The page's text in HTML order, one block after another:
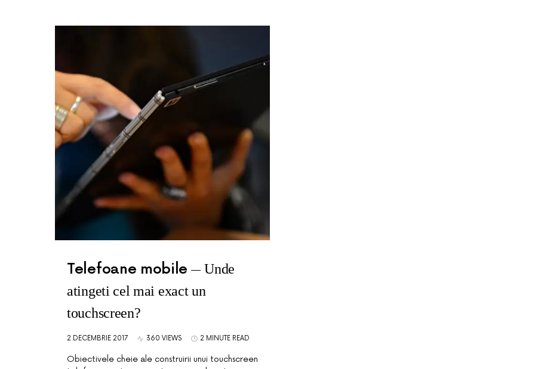
Telefoane mobile
Unde
atingeti cel mai exact un
touchscreen?
2 DECEMBRIE 2017 360 VIEWS 2 MINUTE READ
Obiectivele cheie ale construirii unui touchscreen